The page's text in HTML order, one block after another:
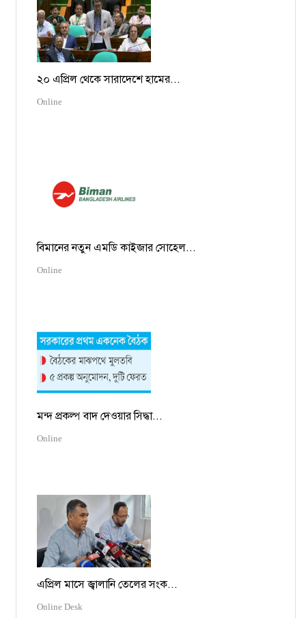
২০ এপ্রিল থেকে সারাদেশে হামের...
Online
বিমানের নতুন এমডি কাইজার সোহেল...
Online
মন্দ প্রকল্প বাদ দেওয়ার সিদ্ধা...
Online
এপ্রিল মাসে জ্বালানি তেলের সংক...
Online Desk